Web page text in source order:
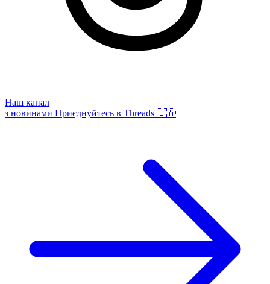
Наш канал
з новинами Приєднуйтесь в Threads 🇺🇦